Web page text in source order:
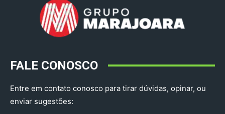
FALE CONOSCO
Entre em contato conosco para tirar dúvidas, opinar, ou
enviar sugestões: